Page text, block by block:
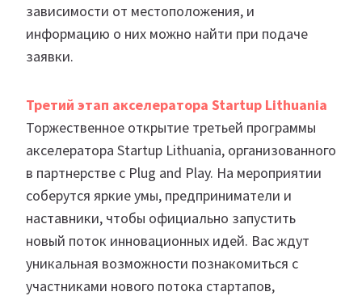
зависимости от местоположения, и
информацию о них можно найти при подаче
заявки.
Третий этап акселератора Startup Lithuania
Торжественное открытие третьей программы
акселератора Startup Lithuania, организованного
в партнерстве с Plug and Play. На мероприятии
соберутся яркие умы, предприниматели и
наставники, чтобы официально запустить
новый поток инновационных идей. Вас ждут
уникальная возможности познакомиться с
участниками нового потока стартапов,